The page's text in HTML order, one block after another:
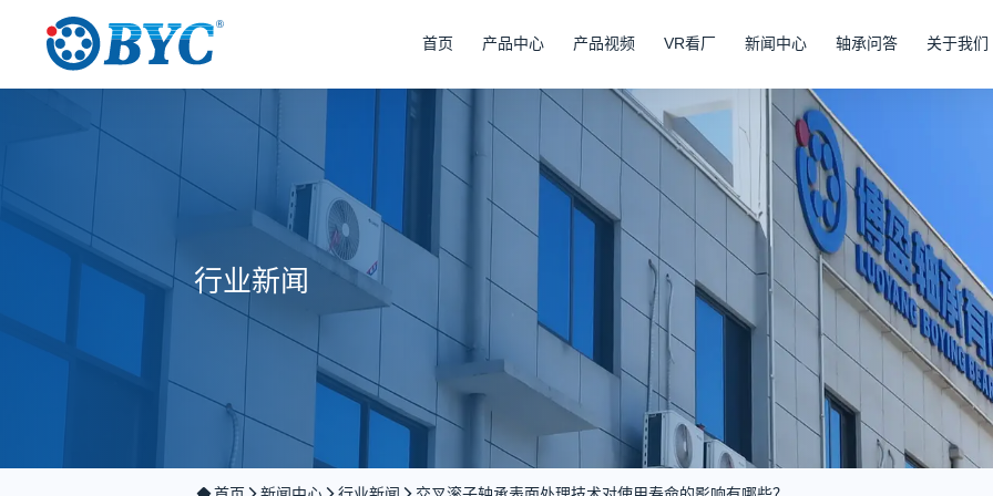
首页 产品中心 产品视频 VR看厂 新闻中心 轴承问答 关于我们
行业新闻